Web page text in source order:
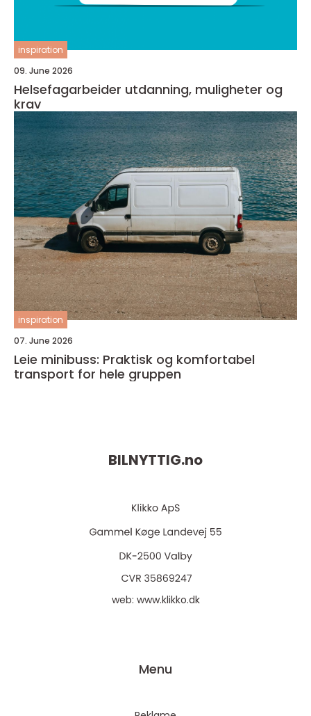
inspiration
09. June 2026
Helsefagarbeider utdanning, muligheter og
krav
inspiration
07. June 2026
Leie minibuss: Praktisk og komfortabel
transport for hele gruppen
BILNYTTIG.no
web: www.klikko.dk
Menu